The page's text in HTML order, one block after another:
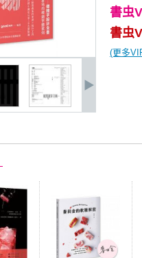
書虫
書虫
(更多